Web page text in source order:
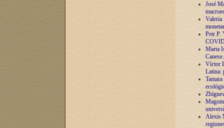
José
Valeria
Petr P.
Marta
Víctor
Latina:
Alexis